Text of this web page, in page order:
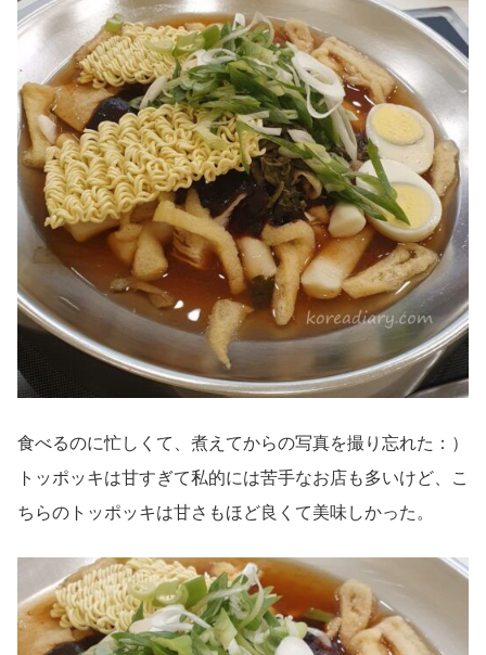
食べるのに忙しくて、煮えてからの写真を撮り忘れた：）
トッポッキは甘すぎて私的には苦手なお店も多いけど、こ
ちらのトッポッキは甘さもほど良くて美味しかった。